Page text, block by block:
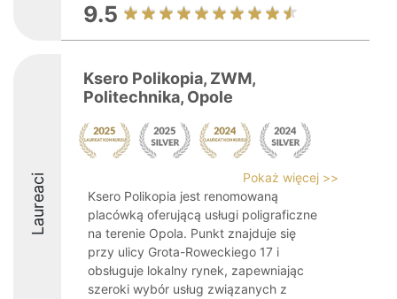
9.5
Laureaci
Ksero Polikopia, ZWM,
Politechnika, Opole
Pokaż więcej >>
Ksero Polikopia jest renomowaną
placówką oferującą usługi poligraficzne
na terenie Opola. Punkt znajduje się
przy ulicy Grota-Roweckiego 17 i
obsługuje lokalny rynek, zapewniając
szeroki wybór usług związanych z